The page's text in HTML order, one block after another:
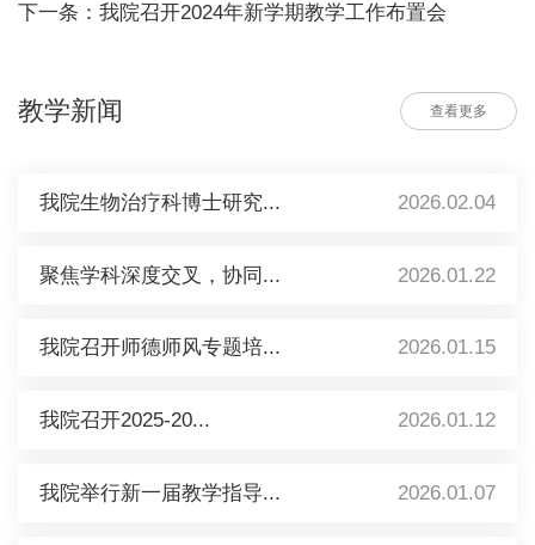
下一条：我院召开2024年新学期教学工作布置会
教学新闻 查看更多
我院生物治疗科博士研究... 2026.02.04
聚焦学科深度交叉，协同... 2026.01.22
我院召开师德师风专题培... 2026.01.15
我院召开2025-20... 2026.01.12
我院举行新一届教学指导... 2026.01.07